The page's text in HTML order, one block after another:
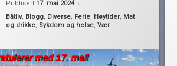
Publisert 17. mai 2024
Kategorier:
Båtliv, Blogg, Diverse, Ferie, Høytider, Mat
og drikke, Sykdom og helse,Vær
kake
nasjonaldagen